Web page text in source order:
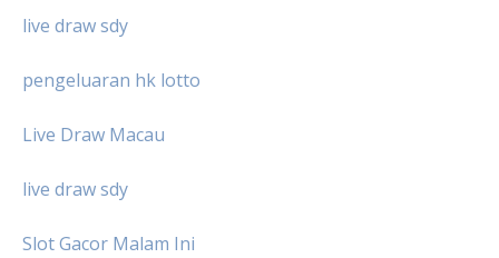
live draw sdy
pengeluaran hk lotto
Live Draw Macau
live draw sdy
Slot Gacor Malam Ini